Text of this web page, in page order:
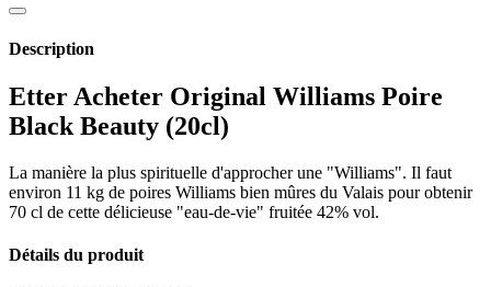
Description
Etter Acheter Original Williams Poire
Black Beauty (20cl)
La manière la plus spirituelle d'approcher une "Williams". Il faut
environ 11 kg de poires Williams bien mûres du Valais pour obtenir
70 cl de cette délicieuse "eau-de-vie" fruitée 42% vol.
Détails du produit